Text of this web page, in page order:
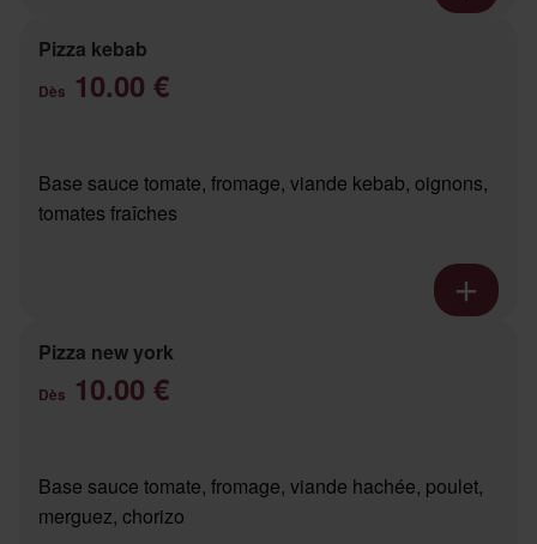
Pizza kebab
Dès 10.00 €
Base sauce tomate, fromage, viande kebab, oignons,
tomates fraîches
Pizza new york
Dès 10.00 €
Base sauce tomate, fromage, viande hachée, poulet,
merguez, chorizo